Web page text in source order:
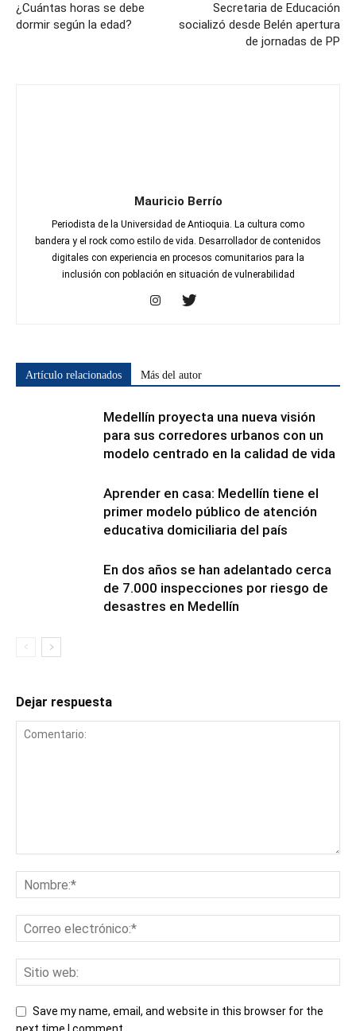
¿Cuántas horas se debe
dormir según la edad?
Secretaria de Educación
socializó desde Belén apertura
de jornadas de PP
Mauricio Berrío
Periodista de la Universidad de Antioquia. La cultura como
bandera y el rock como estilo de vida. Desarrollador de contenidos
digitales con experiencia en procesos comunitarios para la
inclusión con población en situación de vulnerabilidad
Artículo relacionados Más del autor
Medellín proyecta una nueva visión
para sus corredores urbanos con un
modelo centrado en la calidad de vida
Aprender en casa: Medellín tiene el
primer modelo público de atención
educativa domiciliaria del país
En dos años se han adelantado cerca
de 7.000 inspecciones por riesgo de
desastres en Medellín
Dejar respuesta
Save my name, email, and website in this browser for the
next time I comment.